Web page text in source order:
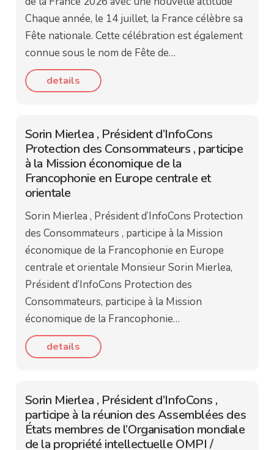
Chaque année, le 14 juillet, la France célèbre sa
Fête nationale. Cette célébration est également
connue sous le nom de Fête de…
details
Sorin Mierlea , Président d’InfoCons
Protection des Consommateurs , participe
à la Mission économique de la
Francophonie en Europe centrale et
orientale
Sorin Mierlea , Président d’InfoCons Protection
des Consommateurs , participe à la Mission
économique de la Francophonie en Europe
centrale et orientale Monsieur Sorin Mierlea,
Président d’InfoCons Protection des
Consommateurs, participe à la Mission
économique de la Francophonie…
details
Sorin Mierlea , Président d’InfoCons ,
participe à la réunion des Assemblées des
États membres de l’Organisation mondiale
de la propriété intellectuelle OMPI /